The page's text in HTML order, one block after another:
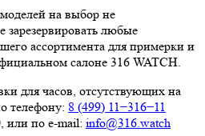
на выбор не
зарезервировать любые
ассортимента для примерки и
салоне 316 WATCH.
для часов, отсутствующих на
телефону: 8 (499) 11−316−11
или по e-mail: info@316.watch